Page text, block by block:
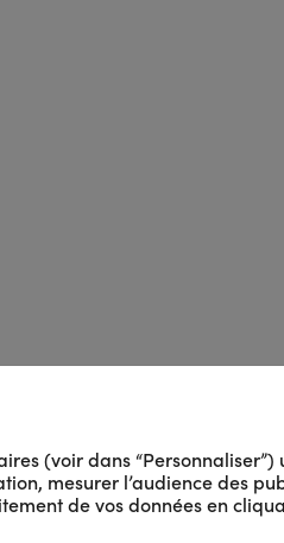
(voir dans
mesurer l’audience des
de vos données en